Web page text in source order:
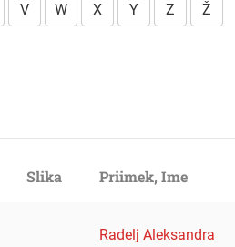
V W X Y Z Ž
Slika Priimek, Ime
Radelj Aleksandra